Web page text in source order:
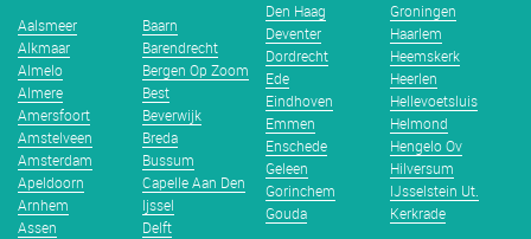
Aalsmeer
Alkmaar
Almelo
Almere
Amersfoort
Amstelveen
Amsterdam
Apeldoorn
Arnhem
Assen
Baarn
Barendrecht
Bergen Op Zoom
Best
Beverwijk
Breda
Bussum
Capelle Aan Den
Ijssel
Delft
Den Haag
Deventer
Dordrecht
Ede
Eindhoven
Emmen
Enschede
Geleen
Gorinchem
Gouda
Groningen
Haarlem
Heemskerk
Heerlen
Hellevoetsluis
Helmond
Hengelo Ov
Hilversum
IJsselstein Ut.
Kerkrade